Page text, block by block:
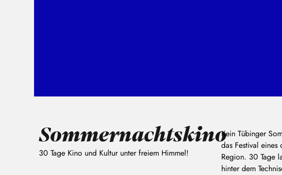
Sommernachtskino
30 Tage Kino und Kultur unter freiem Himmel!
Kein Tübinger
das Festival
Region. 30 Tage
hinter dem